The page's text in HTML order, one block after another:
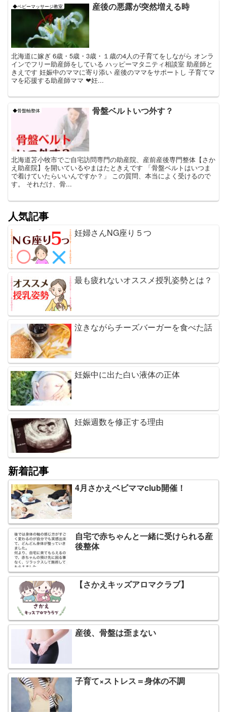
◆ベビーマッサージ教室 産後の悪露が突然増える時
北海道に嫁ぎ 6歳・5歳・3歳・１歳の4人の子育てをしながら オンラ
インでフリー助産師をしている ハッピーマタニティ相談室 助産師と
きえです 妊娠中のママに寄り添い 産後のママをサポートし 子育てマ
マを応援する助産師ママ ❤妊...
◆骨盤軸整体 骨盤ベルトいつ外す？
北海道苫小牧市でご自宅訪問専門の助産院、産前産後専門整体【さか
え助産院】を開いているやまはたときえです 「骨盤ベルトはいつま
で着けていたらいいんですか？」 この質問、本当によく受けるので
す。 それだけ、骨...
人気記事
妊婦さんNG座り５つ
最も疲れないオススメ授乳姿勢とは？
泣きながらチーズバーガーを食べた話
妊娠中に出た白い液体の正体
妊娠週数を修正する理由
新着記事
4月さかえベビママclub開催！
自宅で赤ちゃんと一緒に受けられる産
後整体
【さかえキッズアロマクラブ】
産後、骨盤は歪まない
子育て×ストレス＝身体の不調